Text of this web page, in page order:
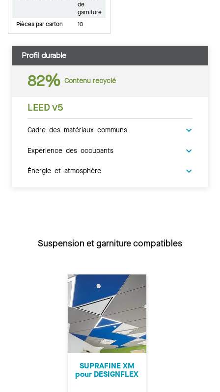
de
garniture
Pièces par carton
10
Profil durable
82% Contenu recyclé
LEED v5
Cadre des matériaux communs
Expérience des occupants
Énergie et atmosphère
Suspension et garniture compatibles
SUPRAFINE XM
pour DESIGNFLEX